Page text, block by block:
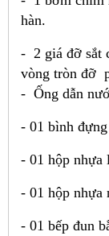
hàn.
- 2 giá đỡ sắt
vòng tròn đỡ
- Ống dẫn
- 01 bình
- 01 hộp nhựa
- 01 hộp nhựa
- 01 bếp đun